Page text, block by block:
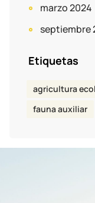
marzo 2024
septiembre
Etiquetas
agricultura
fauna auxiliar